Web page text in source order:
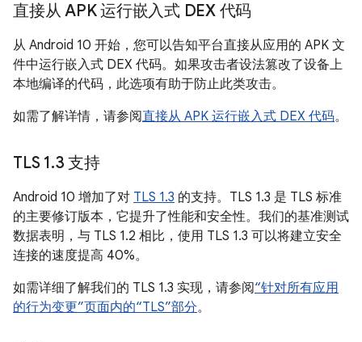
直接从 APK 运行嵌入式 DEX 代码
从 Android 10 开始，您可以告知平台直接从应用的 APK 文
件中运行嵌入式 DEX 代码。如果攻击者设法篡改了设备上
本地编译的代码，此选项有助于防止此类攻击。
如需了解详情，请参阅直接从 APK 运行嵌入式 DEX 代码。
TLS 1.3 支持
Android 10 增加了对 TLS 1.3 的支持。TLS 1.3 是 TLS 标准
的主要修订版本，它提升了性能和安全性。我们的基准测试
数据表明，与 TLS 1.2 相比，使用 TLS 1.3 可以将建立安全
连接的速度提高 40%。
如需详细了解我们的 TLS 1.3 实现，请参阅“针对所有应用
的行为变更”页面内的“TLS”部分。